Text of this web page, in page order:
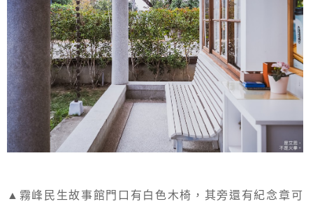
▲霧峰民生故事館門口有白色木椅，其旁還有紀念章可